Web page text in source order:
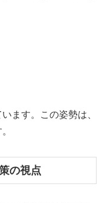
ます。この姿勢は、
の視点